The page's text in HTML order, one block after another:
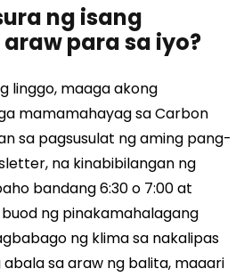
ng isang
para sa iyo?
linggo, maaga akong
mamamahayag sa Carbon
sa pagsusulat ng aming pang-
na kinabibilangan ng
bandang 6:30 o 7:00 at
ng pinakamahalagang
ng klima sa nakalipas
abala sa araw ng balita, maaari